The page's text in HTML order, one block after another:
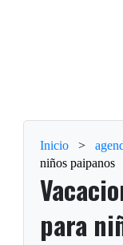
Inicio >
niños paipanos
para